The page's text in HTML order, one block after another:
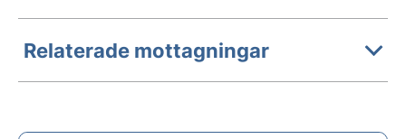
Relaterade mottagningar